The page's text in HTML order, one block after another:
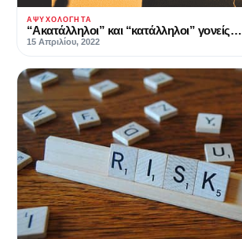
ΑΨΥΧΟΛΌΓΗΤΑ
“Ακατάλληλοι” και “κατάλληλοι” γονείς…
15 Απριλίου, 2022